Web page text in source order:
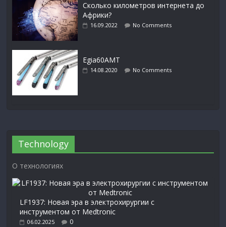
Сколько километров интернета до
Африки?
16.09.2022 No Comments
Egia60AMT
14.08.2020 No Comments
Technology
О технологиях
LF1937: Новая эра в электрохирургии с
инструментом от Medtronic
06.02.2025 0